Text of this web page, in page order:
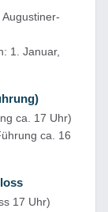
1. Januar,
ca. 17 Uhr)
ca. 16
17 Uhr)